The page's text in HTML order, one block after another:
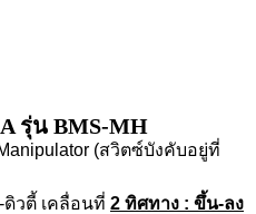
รุ่น BMS-MH
(สวิตซ์บังคับอยู่ที่
ดิวตี้ เคลื่อนที่ 2 ทิศทาง : ขึ้น-ลง